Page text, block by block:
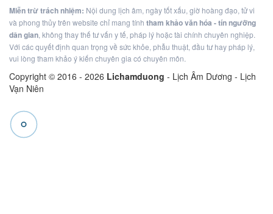
Miễn trừ trách nhiệm: Nội dung lịch âm, ngày tốt xấu, giờ hoàng đạo, tử vi
và phong thủy trên website chỉ mang tính tham khảo văn hóa - tín ngưỡng
dân gian, không thay thế tư vấn y tế, pháp lý hoặc tài chính chuyên nghiệp.
Với các quyết định quan trọng về sức khỏe, phẫu thuật, đầu tư hay pháp lý,
vui lòng tham khảo ý kiến chuyên gia có chuyên môn.
Copyright © 2016 - 2026 Lichamduong - Lịch Âm Dương - Lịch
Vạn Niên